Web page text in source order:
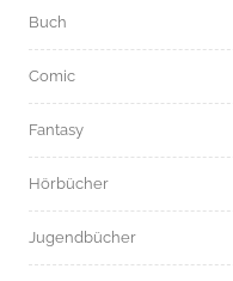
Buch
Comic
Fantasy
Hörbücher
Jugendbücher